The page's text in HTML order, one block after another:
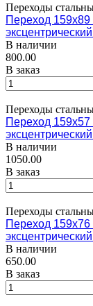
Переходы
Переход 159х89
В наличии
800.00
В заказ
Переходы
Переход 159х57
В наличии
1050.00
В заказ
Переходы
Переход 159х76
В наличии
650.00
В заказ